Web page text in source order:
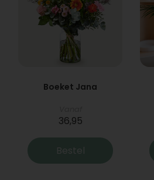
Boeket Jana
36,95
Bestel